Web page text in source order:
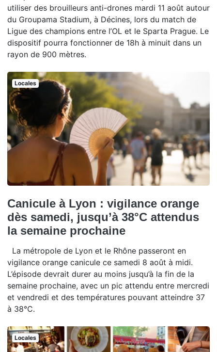
utiliser des brouilleurs anti-drones mardi 11 août autour
du Groupama Stadium, à Décines, lors du match de
Ligue des champions entre l’OL et le Sparta Prague. Le
dispositif pourra fonctionner de 18h à minuit dans un
rayon de 900 mètres.
Locales
Canicule à Lyon : vigilance orange
dès samedi, jusqu’à 38°C attendus
la semaine prochaine
La métropole de Lyon et le Rhône passeront en
vigilance orange canicule ce samedi 8 août à midi.
L’épisode devrait durer au moins jusqu’à la fin de la
semaine prochaine, avec un pic attendu entre mercredi
et vendredi et des températures pouvant atteindre 37
à 38°C.
Locales